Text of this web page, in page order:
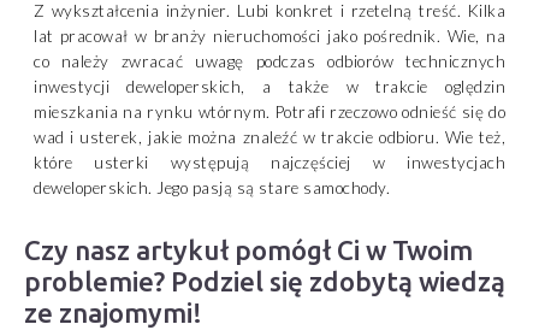
Z wykształcenia inżynier. Lubi konkret i rzetelną treść. Kilka
lat pracował w branży nieruchomości jako pośrednik. Wie, na
co należy zwracać uwagę podczas odbiorów technicznych
inwestycji deweloperskich, a także w trakcie oględzin
mieszkania na rynku wtórnym. Potrafi rzeczowo odnieść się do
wad i usterek, jakie można znaleźć w trakcie odbioru. Wie też,
które usterki występują najczęściej w inwestycjach
deweloperskich. Jego pasją są stare samochody.
Czy nasz artykuł pomógł Ci w Twoim
problemie? Podziel się zdobytą wiedzą
ze znajomymi!